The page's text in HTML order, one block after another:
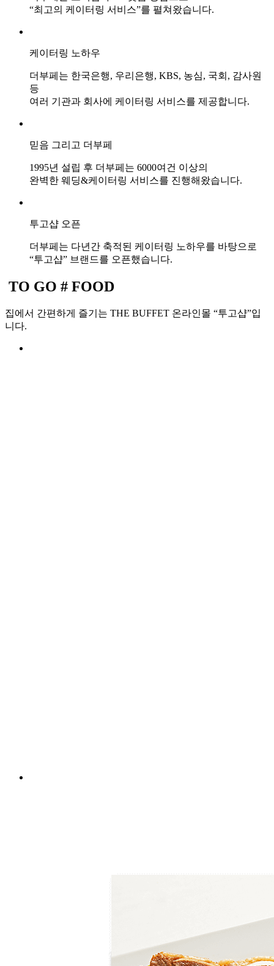
“최고의 케이터링 서비스”를 펼쳐왔습니다.
케이터링 노하우
더부페는 한국은행, 우리은행, KBS, 농심, 국회, 감사원
등
여러 기관과 회사에 케이터링 서비스를 제공합니다.
믿음 그리고 더부페
1995년 설립 후 더부페는 6000여건 이상의
완벽한 웨딩&케이터링 서비스를 진행해왔습니다.
투고샵 오픈
더부페는 다년간 축적된 케이터링 노하우를 바탕으로
“투고샵” 브랜드를 오픈했습니다.
TO GO # FOOD
집에서 간편하게 즐기는 THE BUFFET 온라인몰 “투고샵”입
니다.